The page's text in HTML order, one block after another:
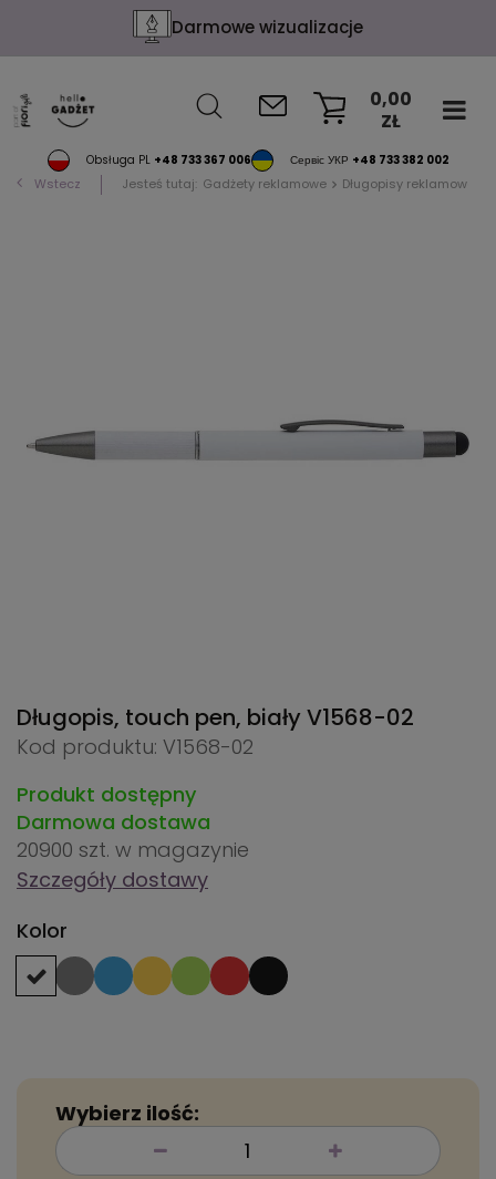
Darmowe wizualizacje
Obsługa PL +48 733 367 006 Сервіс УКР +48 733 382 002
0,00
ZŁ
Wstecz Jesteś tutaj: Gadżety reklamowe Długopisy reklamowe
Długopis, touch pen, białyV1568-02
Kod produktu: V1568-02
Produkt dostępny
Darmowa dostawa
20900 szt. w magazynie
Szczegóły dostawy
Kolor
Wybierz ilość: